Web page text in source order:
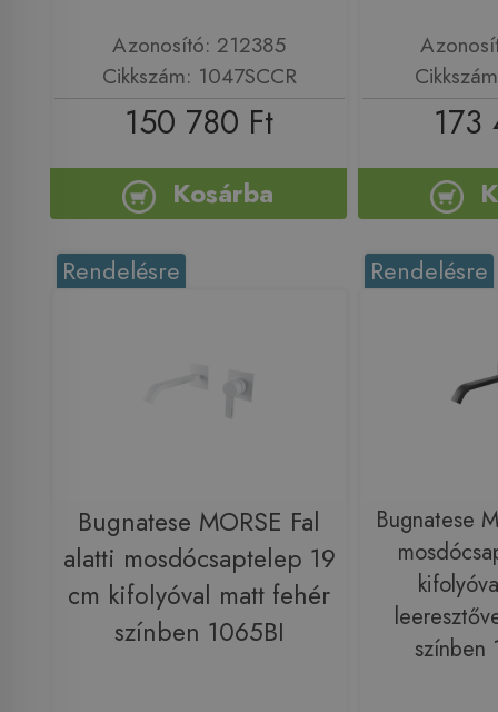
Azonosító: 212385
Cikkszám: 1047SCCR
150 780 Ft
Kosárba
173
Rendelésre
Bugnatese MORSE Fal
alatti mosdócsaptelep 19
cm kifolyóval matt fehér
színben 1065BI
Rendelésre
Bugnatese
színben